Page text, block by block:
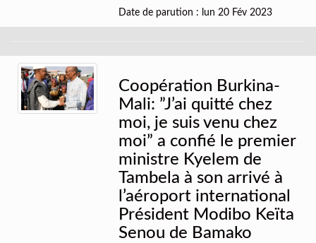
Date de parution : lun 20 Fév 2023
Coopération Burkina-
Mali: ”J’ai quitté chez
moi, je suis venu chez
moi” a confié le premier
ministre Kyelem de
Tambela à son arrivé à
l’aéroport international
Président Modibo Keïta
Senou de Bamako